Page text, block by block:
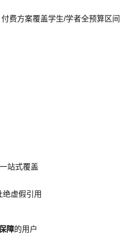
费方案覆盖学生/学者全预算区间
站式覆盖
虚假引用
障的用户